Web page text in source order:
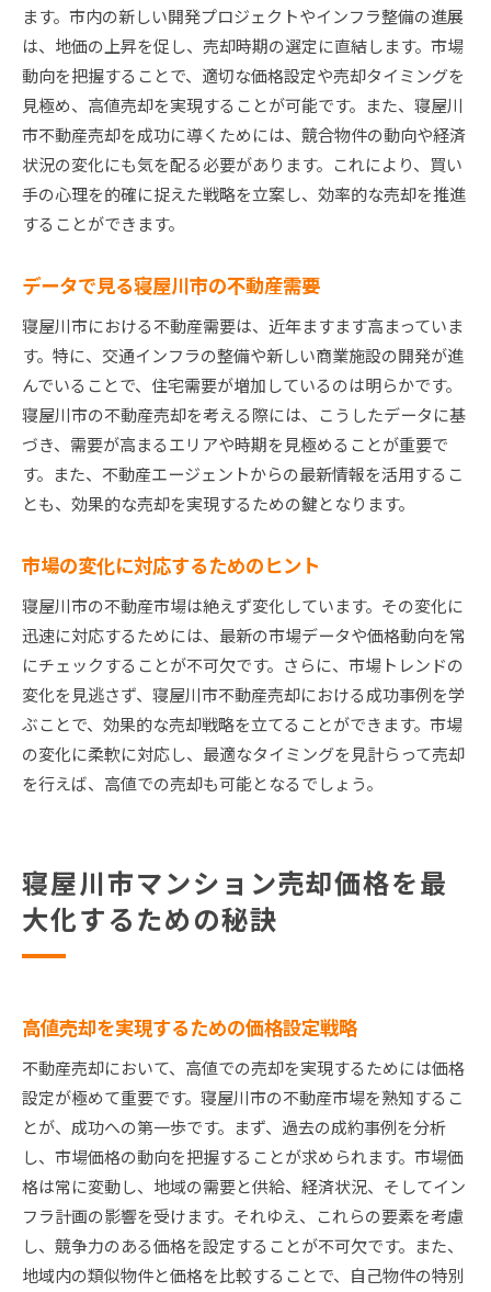
ます。市内の新しい開発プロジェクトやインフラ整備の進展
は、地価の上昇を促し、売却時期の選定に直結します。市場
動向を把握することで、適切な価格設定や売却タイミングを
見極め、高値売却を実現することが可能です。また、寝屋川
市不動産売却を成功に導くためには、競合物件の動向や経済
状況の変化にも気を配る必要があります。これにより、買い
手の心理を的確に捉えた戦略を立案し、効率的な売却を推進
することができます。
データで見る寝屋川市の不動産需要
寝屋川市における不動産需要は、近年ますます高まっていま
す。特に、交通インフラの整備や新しい商業施設の開発が進
んでいることで、住宅需要が増加しているのは明らかです。
寝屋川市の不動産売却を考える際には、こうしたデータに基
づき、需要が高まるエリアや時期を見極めることが重要で
す。また、不動産エージェントからの最新情報を活用するこ
とも、効果的な売却を実現するための鍵となります。
市場の変化に対応するためのヒント
寝屋川市の不動産市場は絶えず変化しています。その変化に
迅速に対応するためには、最新の市場データや価格動向を常
にチェックすることが不可欠です。さらに、市場トレンドの
変化を見逃さず、寝屋川市不動産売却における成功事例を学
ぶことで、効果的な売却戦略を立てることができます。市場
の変化に柔軟に対応し、最適なタイミングを見計らって売却
を行えば、高値での売却も可能となるでしょう。
寝屋川市マンション売却価格を最
大化するための秘訣
高値売却を実現するための価格設定戦略
不動産売却において、高値での売却を実現するためには価格
設定が極めて重要です。寝屋川市の不動産市場を熟知するこ
とが、成功への第一歩です。まず、過去の成約事例を分析
し、市場価格の動向を把握することが求められます。市場価
格は常に変動し、地域の需要と供給、経済状況、そしてイン
フラ計画の影響を受けます。それゆえ、これらの要素を考慮
し、競争力のある価格を設定することが不可欠です。また、
地域内の類似物件と価格を比較することで、自己物件の特別